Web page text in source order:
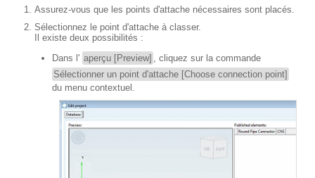
Assurez-vous que les points d'attache nécessaires sont placés.
Sélectionnez le point d'attache à classer.
Il existe deux possibilités :
Dans l' aperçu [Preview] , cliquez sur la commande
Sélectionner un point d'attache [Choose connection point]
du menu contextuel.